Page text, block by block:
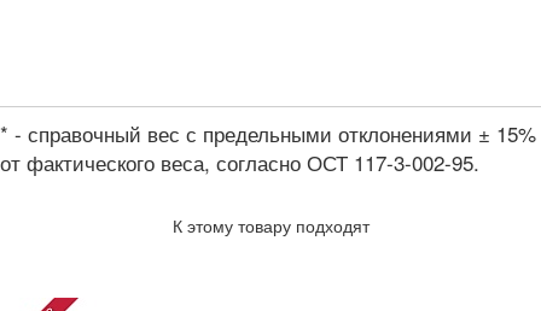
* - справочный вес с предельными отклонениями ± 15%
от фактического веса, согласно ОСТ 117-3-002-95.
К этому товару подходят